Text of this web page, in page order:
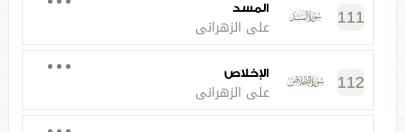
111 المسد
علي الزهراني
112 الإخلاص
علي الزهراني